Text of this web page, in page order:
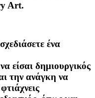
Art.
ένα
είσαι δημιουργικός
την ανάγκη να